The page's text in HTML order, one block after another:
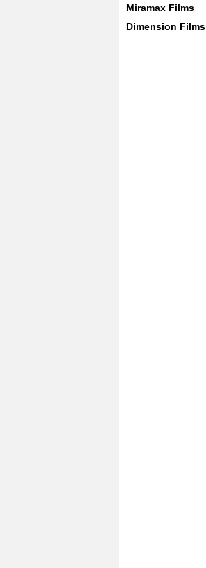
Miramax Films
Dimension Films